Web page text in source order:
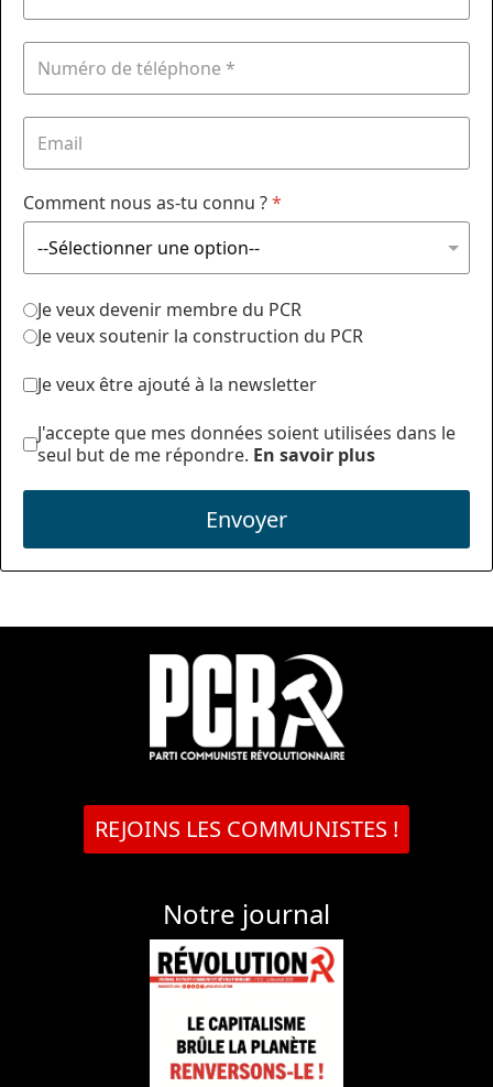
Comment nous as-tu connu ?*
Je veux devenir membre du PCR
Je veux soutenir la construction du PCR
Je veux être ajouté à la newsletter
J'accepte que mes données soient utilisées dans le
seul but de me répondre. En savoir plus
Envoyer
REJOINS LES COMMUNISTES !
Notre journal